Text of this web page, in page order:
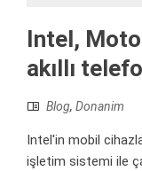
Intel,
akıllı
Blog, Donanim
Intel'in mobil
işletim sistemi ile